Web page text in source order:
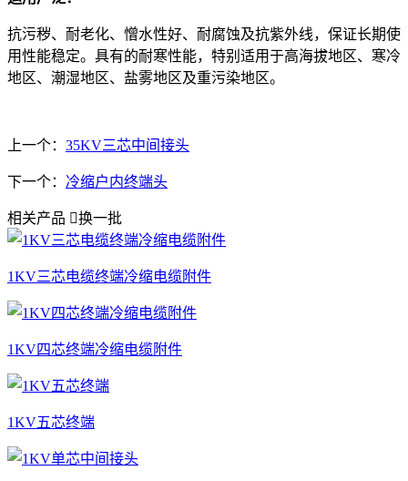
抗污秽、耐老化、憎水性好、耐腐蚀及抗紫外线，保证长期使
用性能稳定。具有的耐寒性能，特别适用于高海拔地区、寒冷
地区、潮湿地区、盐雾地区及重污染地区。
上一个： 35KV三芯中间接头
下一个： 冷缩户内终端头
相关产品 换一批
1KV三芯电缆终端冷缩电缆附件
1KV四芯终端冷缩电缆附件
1KV五芯终端